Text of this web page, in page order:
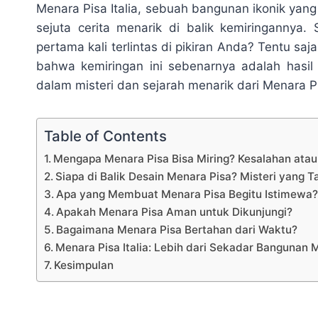
Menara Pisa Italia, sebuah bangunan ikonik
sejuta cerita menarik di balik kemiringannya.
pertama kali terlintas di pikiran Anda? Tentu
bahwa kemiringan ini sebenarnya adalah
dalam misteri dan sejarah menarik dari Menara
Table of Contents
Mengapa Menara Pisa Bisa Miring? Kesalahan
Siapa di Balik Desain Menara Pisa? Misteri yang
Apa yang Membuat Menara Pisa Begitu Istimewa?
Apakah Menara Pisa Aman untuk Dikunjungi?
Bagaimana Menara Pisa Bertahan dari Waktu?
Menara Pisa Italia: Lebih dari Sekadar Bangunan
Kesimpulan